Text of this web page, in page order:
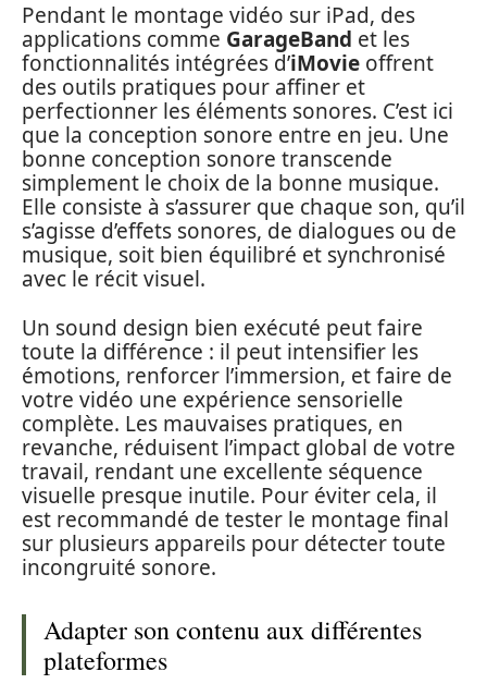
Pendant le montage vidéo sur iPad, des
applications comme GarageBand et les
fonctionnalités intégrées d’iMovie offrent
des outils pratiques pour affiner et
perfectionner les éléments sonores. C’est ici
que la conception sonore entre en jeu. Une
bonne conception sonore transcende
simplement le choix de la bonne musique.
Elle consiste à s’assurer que chaque son, qu’il
s’agisse d’effets sonores, de dialogues ou de
musique, soit bien équilibré et synchronisé
avec le récit visuel.
Un sound design bien exécuté peut faire
toute la différence : il peut intensifier les
émotions, renforcer l’immersion, et faire de
votre vidéo une expérience sensorielle
complète. Les mauvaises pratiques, en
revanche, réduisent l’impact global de votre
travail, rendant une excellente séquence
visuelle presque inutile. Pour éviter cela, il
est recommandé de tester le montage final
sur plusieurs appareils pour détecter toute
incongruité sonore.
Adapter son contenu aux différentes
plateformes